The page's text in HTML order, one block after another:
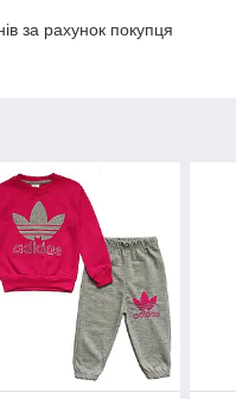
за рахунок покупця